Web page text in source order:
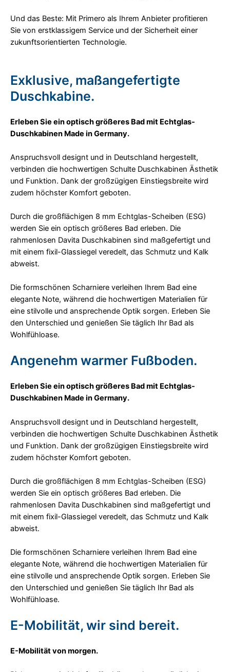
Und das Beste: Mit Primero als Ihrem Anbieter profitieren
Sie von erstklassigem Service und der Sicherheit einer
zukunftsorientierten Technologie.
Exklusive, maßangefertigte
Duschkabine.
Erleben Sie ein optisch größeres Bad mit Echtglas-
Duschkabinen Made in Germany.
Anspruchsvoll designt und in Deutschland hergestellt,
verbinden die hochwertigen Schulte Duschkabinen Ästhetik
und Funktion. Dank der großzügigen Einstiegsbreite wird
zudem höchster Komfort geboten.
Durch die großflächigen 8 mm Echtglas-Scheiben (ESG)
werden Sie ein optisch größeres Bad erleben. Die
rahmenlosen Davita Duschkabinen sind maßgefertigt und
mit einem fixil-Glassiegel veredelt, das Schmutz und Kalk
abweist.
Die formschönen Scharniere verleihen Ihrem Bad eine
elegante Note, während die hochwertigen Materialien für
eine stilvolle und ansprechende Optik sorgen. Erleben Sie
den Unterschied und genießen Sie täglich Ihr Bad als
Wohlfühloase.
Angenehm warmer Fußboden.
Erleben Sie ein optisch größeres Bad mit Echtglas-
Duschkabinen Made in Germany.
Anspruchsvoll designt und in Deutschland hergestellt,
verbinden die hochwertigen Schulte Duschkabinen Ästhetik
und Funktion. Dank der großzügigen Einstiegsbreite wird
zudem höchster Komfort geboten.
Durch die großflächigen 8 mm Echtglas-Scheiben (ESG)
werden Sie ein optisch größeres Bad erleben. Die
rahmenlosen Davita Duschkabinen sind maßgefertigt und
mit einem fixil-Glassiegel veredelt, das Schmutz und Kalk
abweist.
Die formschönen Scharniere verleihen Ihrem Bad eine
elegante Note, während die hochwertigen Materialien für
eine stilvolle und ansprechende Optik sorgen. Erleben Sie
den Unterschied und genießen Sie täglich Ihr Bad als
Wohlfühloase.
E-Mobilität, wir sind bereit.
E-Mobilität von morgen.